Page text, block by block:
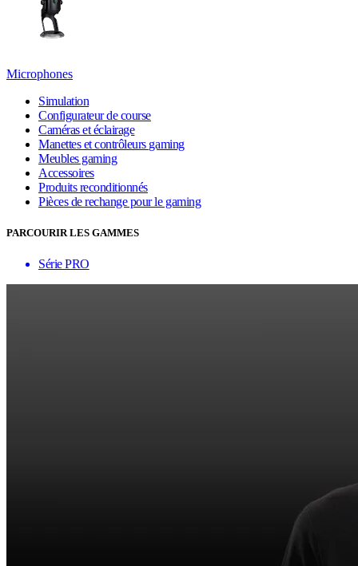
Microphones
Simulation
Configurateur de course
Caméras et éclairage
Manettes et contrôleurs gaming
Meubles gaming
Accessoires
Produits reconditionnés
Pièces de rechange pour le gaming
PARCOURIR LES GAMMES
Série PRO